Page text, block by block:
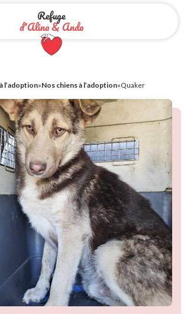
Refuge
d'Alina & Anda
l’adoption»Nos chiens à l’adoption»Quaker